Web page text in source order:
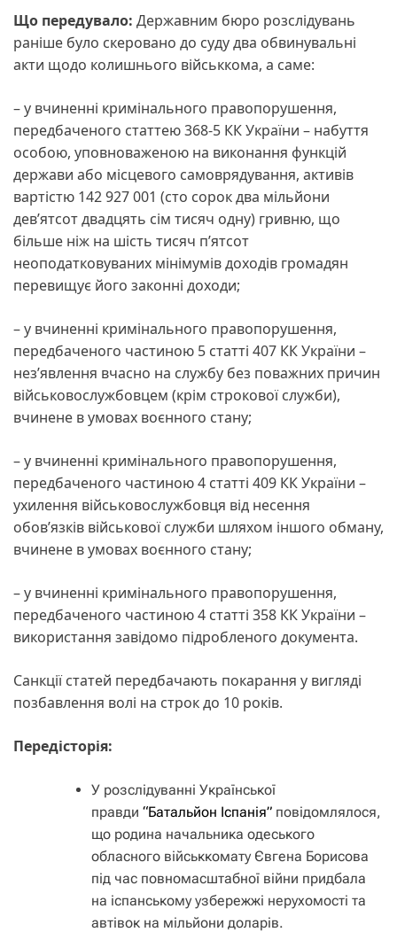
Що передувало: Державним бюро розслідувань
раніше було скеровано до суду два обвинувальні
акти щодо колишнього військкома, а саме:
– у вчиненні кримінального правопорушення,
передбаченого статтею 368-5 КК України – набуття
особою, уповноваженою на виконання функцій
держави або місцевого самоврядування, активів
вартістю 142 927 001 (сто сорок два мільйони
дев’ятсот двадцять сім тисяч одну) гривню, що
більше ніж на шість тисяч п’ятсот
неоподатковуваних мінімумів доходів громадян
перевищує його законні доходи;
– у вчиненні кримінального правопорушення,
передбаченого частиною 5 статті 407 КК України –
нез’явлення вчасно на службу без поважних причин
військовослужбовцем (крім строкової служби),
вчинене в умовах воєнного стану;
– у вчиненні кримінального правопорушення,
передбаченого частиною 4 статті 409 КК України –
ухилення військовослужбовця від несення
обов’язків військової служби шляхом іншого обману,
вчинене в умовах воєнного стану;
– у вчиненні кримінального правопорушення,
передбаченого частиною 4 статті 358 КК України –
використання завідомо підробленого документа.
Санкції статей передбачають покарання у вигляді
позбавлення волі на строк до 10 років.
Передісторія:
У розслідуванні Української
правди “Батальйон Іспанія” повідомлялося,
що родина начальника одеського
обласного військкомату Євгена Борисова
під час повномасштабної війни придбала
на іспанському узбережжі нерухомості та
автівок на мільйони доларів.